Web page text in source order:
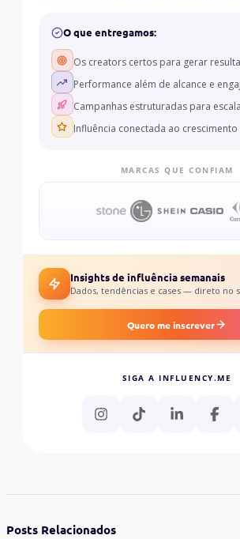
O que entregamos:
Os creators certos para gerar
Performance além de alcance e
Campanhas estruturadas para
Influência conectada ao
MARCAS QUE CONFIAM
Insights de influência semanais
Dados, tendências e cases — direto no
Quero me inscrever
SIGA A INFLUENCY.ME
Posts Relacionados